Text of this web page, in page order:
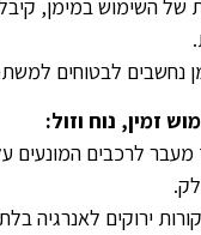
של השימוש במימן,
נחשבים לבטוחים
זמין, נוח וזול:
לרכבים המונעים
ירוקים לאנרגיה